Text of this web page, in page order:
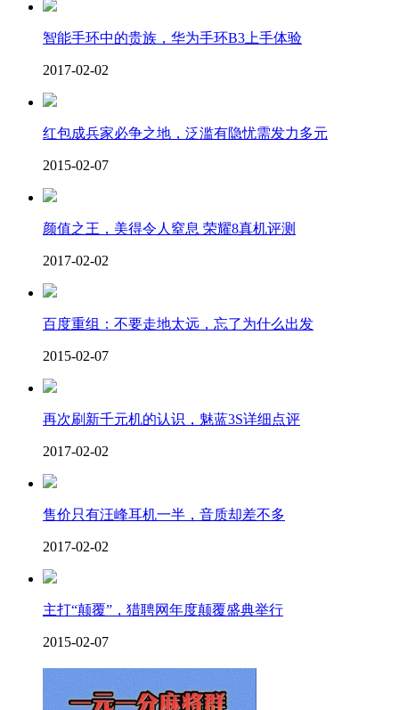
智能手环中的贵族，华为手环B3上手体验
2017-02-02
红包成兵家必争之地，泛滥有隐忧需发力多元
2015-02-07
颜值之王，美得令人窒息 荣耀8真机评测
2017-02-02
百度重组：不要走地太远，忘了为什么出发
2015-02-07
再次刷新千元机的认识，魅蓝3S详细点评
2017-02-02
售价只有汪峰耳机一半，音质却差不多
2017-02-02
主打“颠覆”，猎聘网年度颠覆盛典举行
2015-02-07